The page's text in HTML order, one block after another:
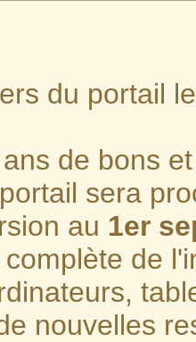
du portail
de bons
sera
au 1er
de
nouvelles